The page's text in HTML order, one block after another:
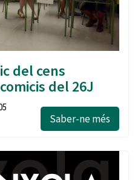
del cens
del 26J
Saber-ne més